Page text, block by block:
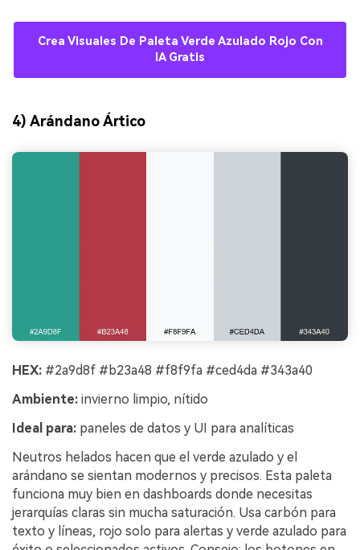
Crea Visuales De Paleta Verde Azulado Rojo Con
IA Gratis
4) Arándano Ártico
HEX: #2a9d8f #b23a48 #f8f9fa #ced4da #343a40
Ambiente: invierno limpio, nítido
Ideal para: paneles de datos y UI para analíticas
Neutros helados hacen que el verde azulado y el
arándano se sientan modernos y precisos. Esta paleta
funciona muy bien en dashboards donde necesitas
jerarquías claras sin mucha saturación. Usa carbón para
texto y líneas, rojo solo para alertas y verde azulado para